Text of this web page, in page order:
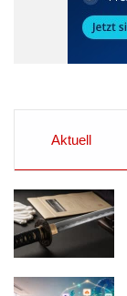
Aktuell